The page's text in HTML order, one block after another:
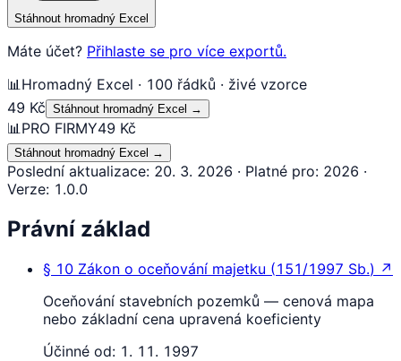
Stáhnout hromadný Excel
Máte účet? Přihlaste se pro více exportů.
📊 Hromadný Excel · 100 řádků · živé vzorce
49 Kč Stáhnout hromadný Excel →
📊 PRO FIRMY49 Kč
Stáhnout hromadný Excel →
Poslední aktualizace: 20. 3. 2026 · Platné pro: 2026 ·
Verze: 1.0.0
Právní základ
§ 10 Zákon o oceňování majetku (151/1997 Sb.) ↗
Oceňování stavebních pozemků — cenová mapa
nebo základní cena upravená koeficienty
Účinné od: 1. 11. 1997